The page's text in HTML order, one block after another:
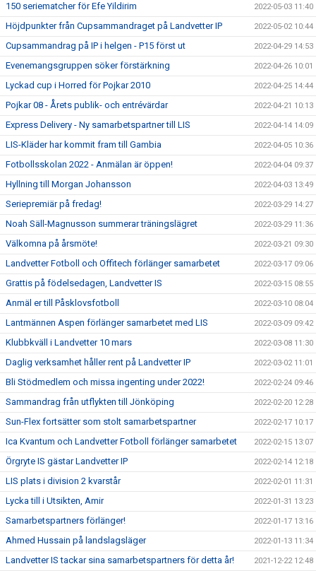
150 seriematcher för Efe Yildirim 2022-05-03 11:40
Höjdpunkter från Cupsammandraget på Landvetter IP 2022-05-02 10:44
Cupsammandrag på IP i helgen - P15 först ut 2022-04-29 14:53
Evenemangsgruppen söker förstärkning 2022-04-26 10:01
Lyckad cup i Horred för Pojkar 2010 2022-04-25 14:44
Pojkar 08 - Årets publik- och entrévärdar 2022-04-21 10:13
Express Delivery - Ny samarbetspartner till LIS 2022-04-14 14:09
LIS-Kläder har kommit fram till Gambia 2022-04-05 10:36
Fotbollsskolan 2022 - Anmälan är öppen! 2022-04-04 09:37
Hyllning till Morgan Johansson 2022-04-03 13:49
Seriepremiär på fredag! 2022-03-29 14:27
Noah Säll-Magnusson summerar träningslägret 2022-03-29 11:36
Välkomna på årsmöte! 2022-03-21 09:30
Landvetter Fotboll och Offitech förlänger samarbetet 2022-03-17 09:06
Grattis på födelsedagen, Landvetter IS 2022-03-15 08:55
Anmäl er till Påsklovsfotboll 2022-03-10 08:04
Lantmännen Aspen förlänger samarbetet med LIS 2022-03-09 09:42
Klubbkväll i Landvetter 10 mars 2022-03-08 11:30
Daglig verksamhet håller rent på Landvetter IP 2022-03-02 11:01
Bli Stödmedlem och missa ingenting under 2022! 2022-02-24 09:46
Sammandrag från utflykten till Jönköping 2022-02-20 12:28
Sun-Flex fortsätter som stolt samarbetspartner 2022-02-17 10:17
Ica Kvantum och Landvetter Fotboll förlänger samarbetet 2022-02-15 13:07
Örgryte IS gästar Landvetter IP 2022-02-14 12:18
LIS plats i division 2 kvarstår 2022-02-01 11:31
Lycka till i Utsikten, Amir 2022-01-31 13:23
Samarbetspartners förlänger! 2022-01-17 13:16
Ahmed Hussain på landslagsläger 2022-01-13 11:34
Landvetter IS tackar sina samarbetspartners för detta år! 2021-12-22 12:48